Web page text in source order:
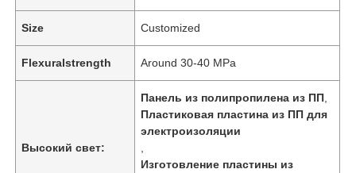
Size Customized
Flexuralstrength Around 30-40 MPa
Высокий свет:
Панель из полипропилена из ПП
Пластиковая пластина из ПП для
электроизоляции
Изготовление пластины из